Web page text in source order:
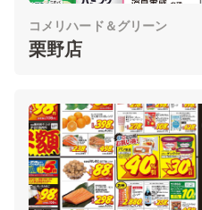
コメリハード＆グリーン
栗野店